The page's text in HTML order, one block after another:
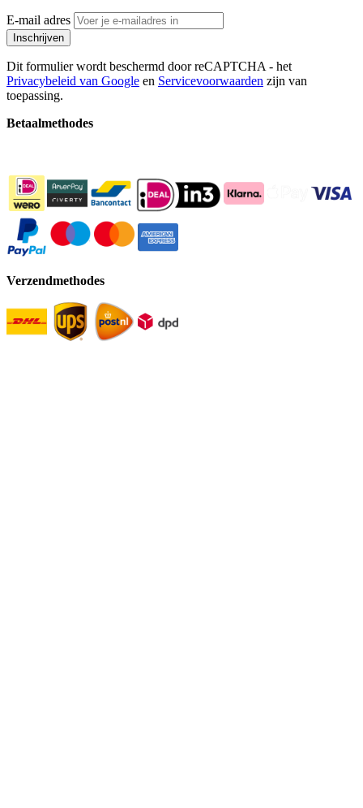
E-mail adres
Inschrijven
Dit formulier wordt beschermd door reCAPTCHA - het
Privacybeleid van Google en Servicevoorwaarden zijn van
toepassing.
Betaalmethodes
Verzendmethodes